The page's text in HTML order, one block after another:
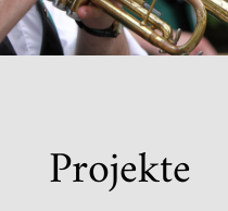
Projekte